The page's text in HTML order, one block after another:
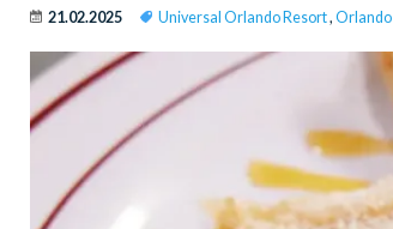
21.02.2025 Universal Orlando Resort, Orlando